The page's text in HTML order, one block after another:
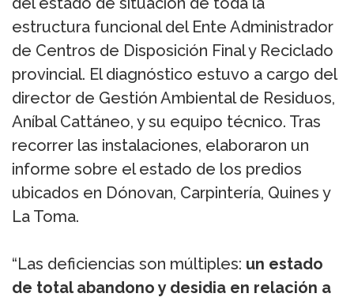
estructura funcional del Ente Administrador
de Centros de Disposición Final y Reciclado
provincial. El diagnóstico estuvo a cargo del
director de Gestión Ambiental de Residuos,
Aníbal Cattáneo, y su equipo técnico. Tras
recorrer las instalaciones, elaboraron un
informe sobre el estado de los predios
ubicados en Dónovan, Carpintería, Quines y
La Toma.
“Las deficiencias son múltiples: un estado
de total abandono y desidia en relación a